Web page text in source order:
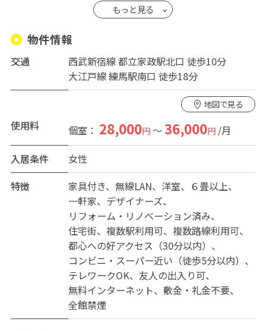
都営大江戸線・西武池袋線・有楽町線の「練馬駅」も徒
歩圏内ですので大変便利です♪
駅周りには商店街があり、スーパー、ドラッグストア、
100円ショップ、コンビニなど生活に便利なお店が揃って
フルリフォーム済みで綺麗なお部屋です♪
お手軽にご入居頂けるように、必要なものをご用意して
あります。
「共有部分」・・・電子レンジ、オーブントースター、
炊飯器2つ、コンロ、食器・調理器具各種、リビング器具
一式、シャワールーム、温水便座付きトイレ、洗濯機、
などなど。
「各個室」・・・鍵、ベッド、エアコン、机、椅子、冷
蔵庫、収納、洗濯物干し、姿鏡、カーテン、電源、TVジ
玄関はナンバーキー式、テレビモニターフォンになって
おりセキュリティも安心。Wi-Fiは光回線なのでストレス
リーズナブルで心地良い生活をお送り頂けますようサポ
ートさせて頂きます。お問い合わせお待ちしております。
もっと見る
物件情報
交通
西武新宿線 都立家政駅北口 徒歩10分
大江戸線 練馬駅南口 徒歩18分
地図で見る
使用料 個室： 28,000円～36,000円/月
入居条件
女性
特徴
家具付き 無線LAN 洋室
６畳以上
一軒家
デザイナーズ
リフォーム・リノベーション済み
住宅街
複数駅利用可
複数路線利用可
都心への好アクセス（30分以内）
コンビニ・スーパー近い（徒歩5分以内）
テレワークOK
友人の出入り可
無料インターネット
敷金・礼金不要
全館禁煙